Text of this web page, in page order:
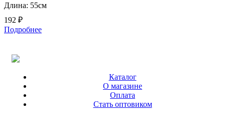
Длина: 55см
192 ₽
Подробнее
Каталог
О магазине
Оплата
Стать оптовиком